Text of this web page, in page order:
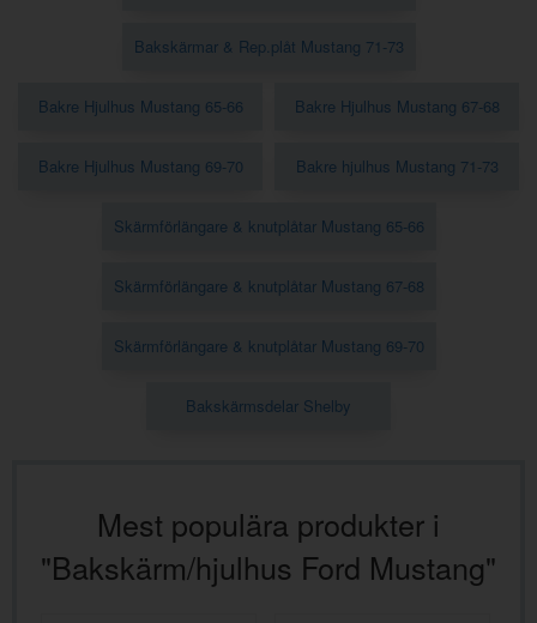
Bakskärmar & Rep.plåt Mustang 71-73
Bakre Hjulhus Mustang 65-66 Bakre Hjulhus Mustang 67-68
Bakre Hjulhus Mustang 69-70 Bakre hjulhus Mustang 71-73
Skärmförlängare & knutplåtar Mustang 65-66
Skärmförlängare & knutplåtar Mustang 67-68
Skärmförlängare & knutplåtar Mustang 69-70
Bakskärmsdelar Shelby
Mest populära produkter i
"Bakskärm/hjulhus Ford Mustang"